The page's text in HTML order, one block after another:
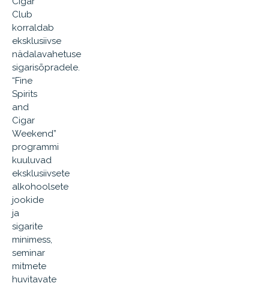
Club
korraldab
eksklusiivse
nädalavahetuse
sigarisõpradele.
“Fine
Spirits
and
Cigar
Weekend”
programmi
kuuluvad
eksklusiivsete
alkohoolsete
jookide
ja
sigarite
minimess,
seminar
mitmete
huvitavate